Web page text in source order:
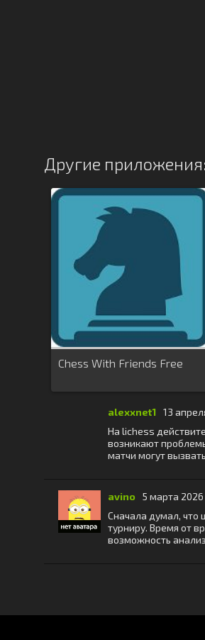
Другие приложения:
Chess With Friends Free
alexxnet1 13
На lichess
возникают
матчи могут
avino
5 марта 2026
Сначала думал, что
турниру. Время от
возможность